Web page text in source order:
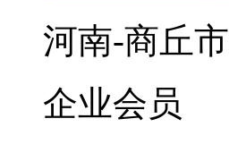
河南-商丘市
企业会员